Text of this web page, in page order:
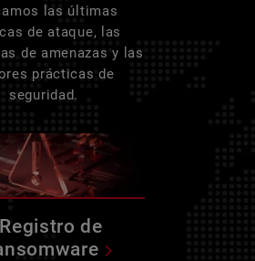
las últimas
de ataque, las
de amenazas y las
prácticas de
seguridad.
Registro de